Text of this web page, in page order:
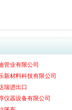
管业有限公司
新材料科技有限公司
瑞进出口
仪器设备有限公司